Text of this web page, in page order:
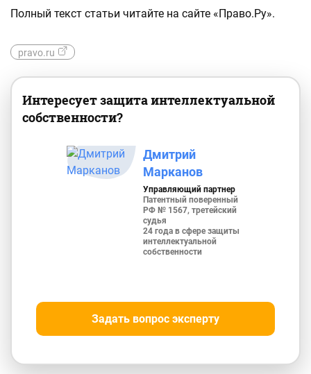
Полный текст статьи читайте на сайте «Право.Ру».
pravo.ru
Интересует защита интеллектуальной
собственности?
Дмитрий
Марканов
Управляющий партнер
Патентный поверенный
РФ № 1567, третейский
судья
24 года в сфере защиты
интеллектуальной
собственности
Задать вопрос эксперту